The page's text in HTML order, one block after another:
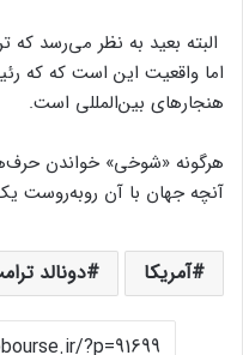
البته بعید به نظر می‌رسد که
اما واقعیت این است که که
هنجارهای بین‌المللی است.
هرگونه «شوخی» خواندن
آنچه جهان با آن روبه‌روست
آمریکا دونالد